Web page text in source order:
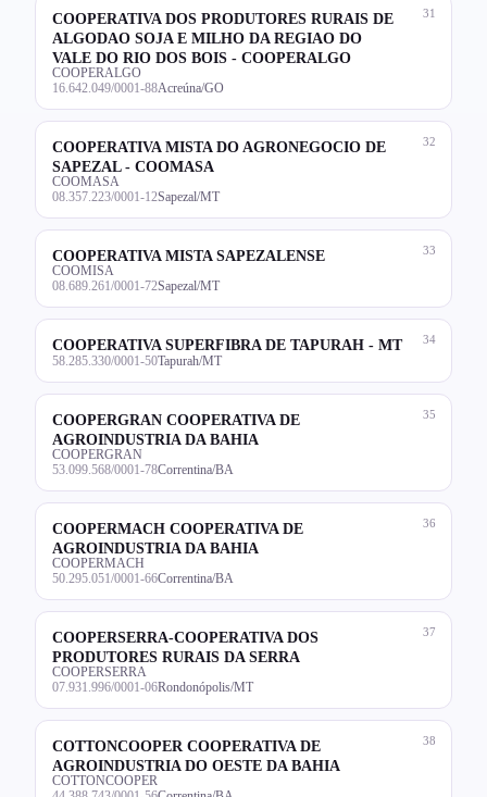
31
COOPERATIVA DOS PRODUTORES RURAIS DE
ALGODAO SOJA E MILHO DA REGIAO DO
VALE DO RIO DOS BOIS - COOPERALGO
COOPERALGO
16.642.049/0001-88Acreúna/GO
32
COOPERATIVA MISTA DO AGRONEGOCIO DE
SAPEZAL - COOMASA
COOMASA
08.357.223/0001-12Sapezal/MT
33
COOPERATIVA MISTA SAPEZALENSE
COOMISA
08.689.261/0001-72Sapezal/MT
34
COOPERATIVA SUPERFIBRA DE TAPURAH - MT
58.285.330/0001-50Tapurah/MT
35
COOPERGRAN COOPERATIVA DE
AGROINDUSTRIA DA BAHIA
COOPERGRAN
53.099.568/0001-78Correntina/BA
36
COOPERMACH COOPERATIVA DE
AGROINDUSTRIA DA BAHIA
COOPERMACH
50.295.051/0001-66Correntina/BA
37
COOPERSERRA-COOPERATIVA DOS
PRODUTORES RURAIS DA SERRA
COOPERSERRA
07.931.996/0001-06Rondonópolis/MT
38
COTTONCOOPER COOPERATIVA DE
AGROINDUSTRIA DO OESTE DA BAHIA
COTTONCOOPER